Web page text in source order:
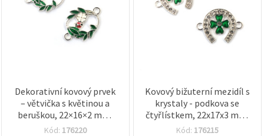
Dekorativní kovový prvek
– větvička s květinou a
beruškou, 22×16×2 mm,
otvor 2 mm, stříbrná
Kód: 176220
Kovový bižuterní mezidíl s
krystaly - podkova se
čtyřlístkem, 22x17x3 mm,
otvor 2 mm, stříbrná
Kód: 176215